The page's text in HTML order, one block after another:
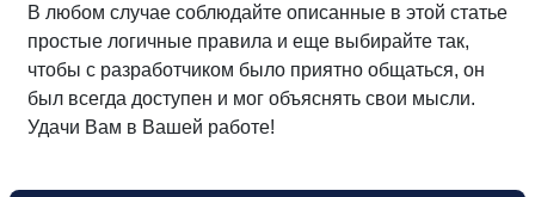
В любом случае соблюдайте описанные в этой статье
простые логичные правила и еще выбирайте так,
чтобы с разработчиком было приятно общаться, он
был всегда доступен и мог объяснять свои мысли.
Удачи Вам в Вашей работе!